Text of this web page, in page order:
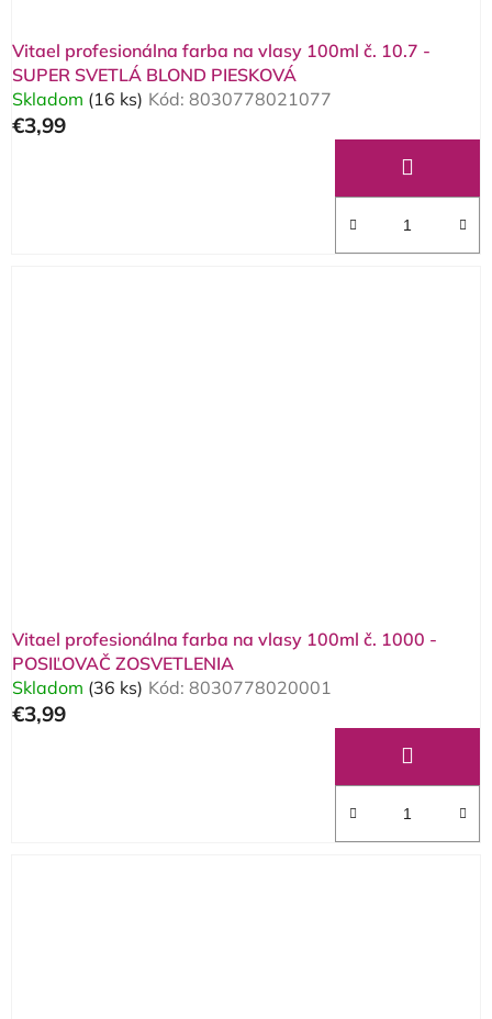
Vitael profesionálna farba na vlasy 100ml č. 10.7 -
SUPER SVETLÁ BLOND PIESKOVÁ
Skladom (16 ks) Kód: 8030778021077
€3,99
Vitael profesionálna farba na vlasy 100ml č. 1000 -
POSIĽOVAČ ZOSVETLENIA
Skladom (36 ks) Kód: 8030778020001
€3,99